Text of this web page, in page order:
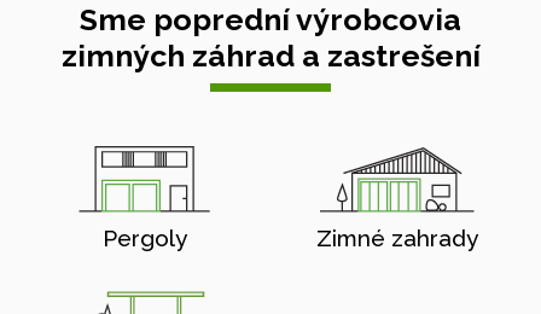
Sme poprední výrobcovia
zimných záhrad a zastrešení
Pergoly Zimné zahrady